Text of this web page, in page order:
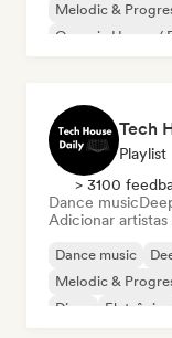
Melodic &
Organic House /
Tech
Playlist
> 3100
Dance music
Adicionar
Dance music
Melodic &
Disco
Eletrônica